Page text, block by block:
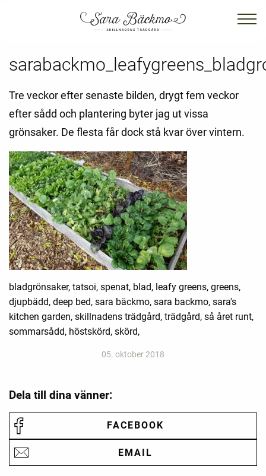
Tre veckor efter senaste bilden, drygt fem veckor
efter sådd och plantering byter jag ut vissa
grönsaker. De flesta får dock stå kvar över vintern.
bladgrönsaker, tatsoi, spenat, blad, leafy greens, greens,
djupbädd, deep bed, sara bäckmo, sara backmo, sara's
kitchen garden, skillnadens trädgård, trädgård, så året runt,
sommarsådd, höstskörd, skörd,
05. oktober 2018
Dela till dina vänner:
FACEBOOK
EMAIL